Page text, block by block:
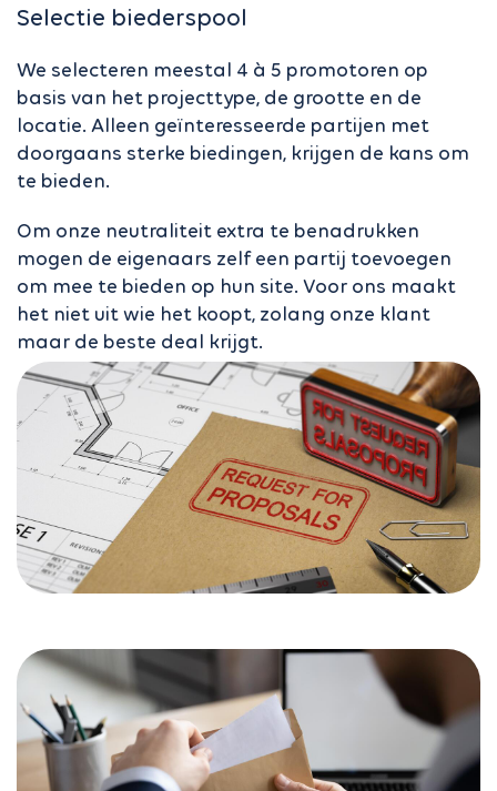
Selectie biederspool
We selecteren meestal 4 à 5 promotoren op
basis van het projecttype, de grootte en de
locatie. Alleen geïnteresseerde partijen met
doorgaans sterke biedingen, krijgen de kans om
te bieden.
Om onze neutraliteit extra te benadrukken
mogen de eigenaars zelf een partij toevoegen
om mee te bieden op hun site. Voor ons maakt
het niet uit wie het koopt, zolang onze klant
maar de beste deal krijgt.